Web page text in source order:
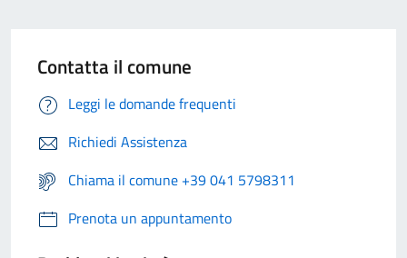
Contatta il comune
Leggi le domande frequenti
Richiedi Assistenza
Chiama il comune +39 041 5798311
Prenota un appuntamento